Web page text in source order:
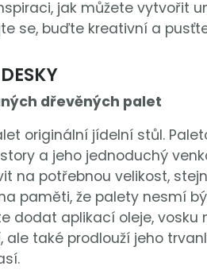
jak můžete vytvořit
se, buďte kreativní a
dřevěných palet
originální jídelní stůl.
a jeho jednoduchý
na potřebnou velikost,
paměti, že palety nesmí
dodat aplikací oleje, vosku
ale také prodlouží jeho